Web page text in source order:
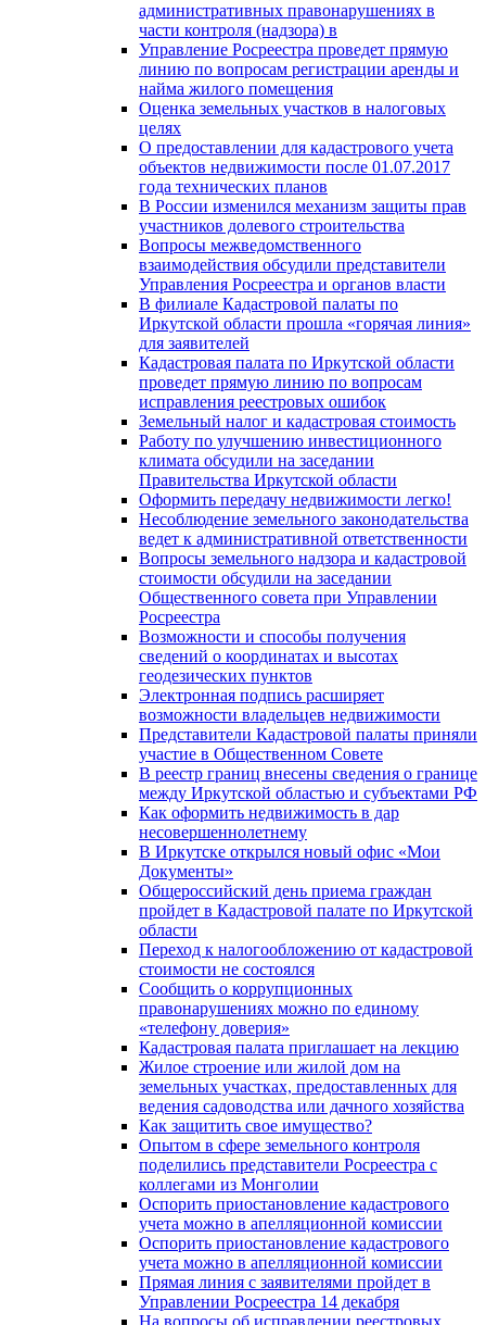
административных правонарушениях в
части контроля (надзора) в
Управление Росреестра проведет прямую
линию по вопросам регистрации аренды и
найма жилого помещения
Оценка земельных участков в налоговых
целях
О предоставлении для кадастрового учета
объектов недвижимости после 01.07.2017
года технических планов
В России изменился механизм защиты прав
участников долевого строительства
Вопросы межведомственного
взаимодействия обсудили представители
Управления Росреестра и органов власти
В филиале Кадастровой палаты по
Иркутской области прошла «горячая линия»
для заявителей
Кадастровая палата по Иркутской области
проведет прямую линию по вопросам
исправления реестровых ошибок
Земельный налог и кадастровая стоимость
Работу по улучшению инвестиционного
климата обсудили на заседании
Правительства Иркутской области
Оформить передачу недвижимости легко!
Несоблюдение земельного законодательства
ведет к административной ответственности
Вопросы земельного надзора и кадастровой
стоимости обсудили на заседании
Общественного совета при Управлении
Росреестра
Возможности и способы получения
сведений о координатах и высотах
геодезических пунктов
Электронная подпись расширяет
возможности владельцев недвижимости
Представители Кадастровой палаты приняли
участие в Общественном Совете
В реестр границ внесены сведения о границе
между Иркутской областью и субъектами РФ
Как оформить недвижимость в дар
несовершеннолетнему
В Иркутске открылся новый офис «Мои
Документы»
Общероссийский день приема граждан
пройдет в Кадастровой палате по Иркутской
области
Переход к налогообложению от кадастровой
стоимости не состоялся
Сообщить о коррупционных
правонарушениях можно по единому
«телефону доверия»
Кадастровая палата приглашает на лекцию
Жилое строение или жилой дом на
земельных участках, предоставленных для
ведения садоводства или дачного хозяйства
Как защитить свое имущество?
Опытом в сфере земельного контроля
поделились представители Росреестра с
коллегами из Монголии
Оспорить приостановление кадастрового
учета можно в апелляционной комиссии
Оспорить приостановление кадастрового
учета можно в апелляционной комиссии
Прямая линия с заявителями пройдет в
Управлении Росреестра 14 декабря
На вопросы об исправлении реестровых